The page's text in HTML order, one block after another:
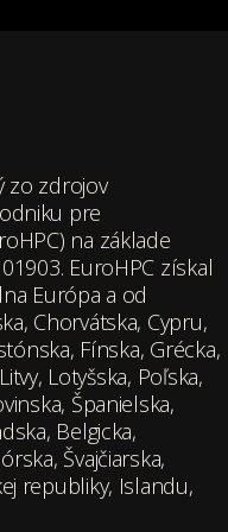
zo zdrojov
pre
na základe
EuroHPC získal
Európa a od
Chorvátska, Cypru,
Fínska, Grécka,
Lotyšska, Poľska,
Španielska,
Belgicka,
Švajčiarska,
republiky, Islandu,